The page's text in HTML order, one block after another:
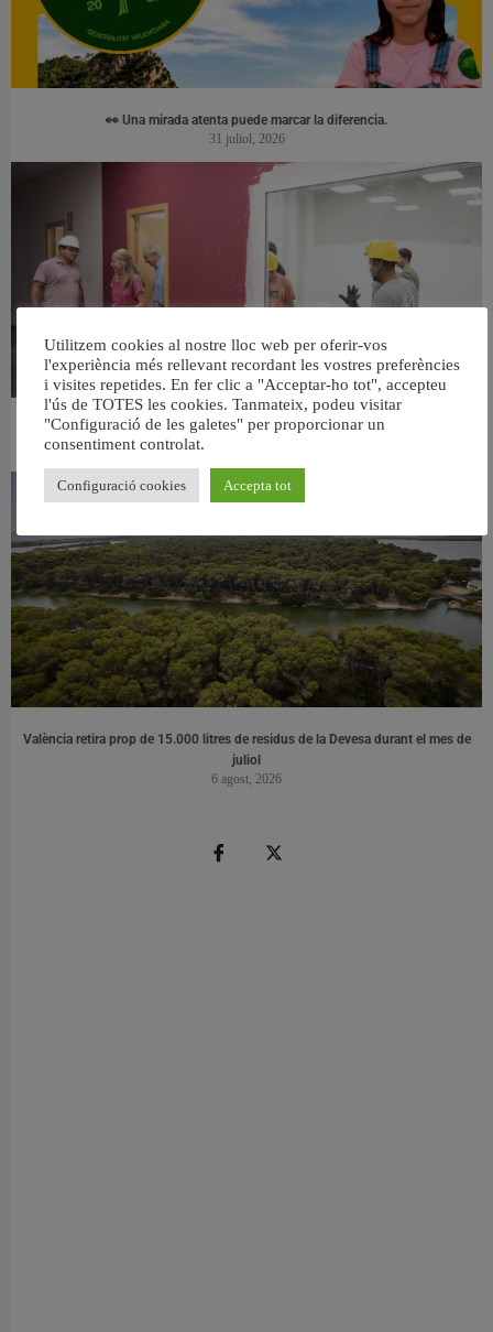
👀 Una mirada atenta puede marcar la diferencia.
31 juliol, 2026
València ultima el nou centre per a persones majors del barri de Sant Antoni
València retira prop de 15.000 litres de residus de la Devesa durant el mes de
juliol
6 agost, 2026
Utilitzem cookies al nostre lloc web per oferir-vos
l'experiència més rellevant recordant les vostres preferències
i visites repetides. En fer clic a "Acceptar-ho tot", accepteu
l'ús de TOTES les cookies. Tanmateix, podeu visitar
"Configuració de les galetes" per proporcionar un
consentiment controlat.
Configuració cookies Accepta tot